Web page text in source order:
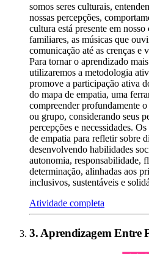
somos seres culturais,
nossas percepções,
cultura está presente em
familiares, as músicas que
comunicação até as crenças e
Para tornar o aprendizado
utilizaremos a metodologia
promove a participação ativa
do mapa de empatia, uma
compreender profundamente
ou grupo, considerando seus
percepções e necessidades.
de empatia para refletir sobre
desenvolvendo habilidades
autonomia, responsabilidade,
determinação, alinhadas aos
inclusivos, sustentáveis e
Atividade completa
3. Aprendizagem Entre